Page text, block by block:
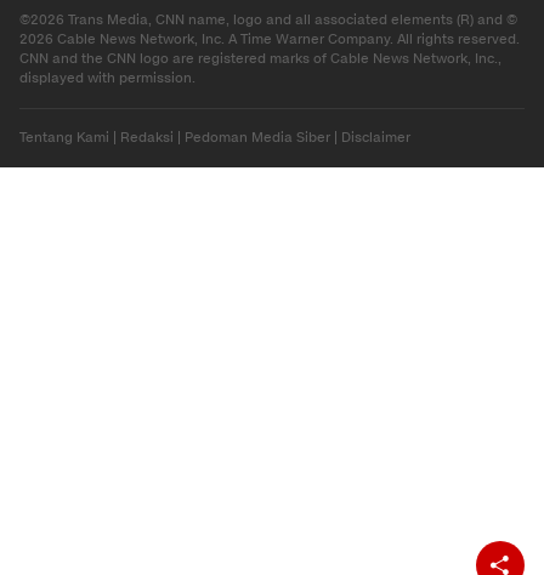
©2026 Trans Media, CNN name, logo and all associated elements (R) and ©
2026 Cable News Network, Inc. A Time Warner Company. All rights reserved.
CNN and the CNN logo are registered marks of Cable News Network, Inc.,
displayed with permission.
Tentang Kami | Redaksi | Pedoman Media Siber | Disclaimer